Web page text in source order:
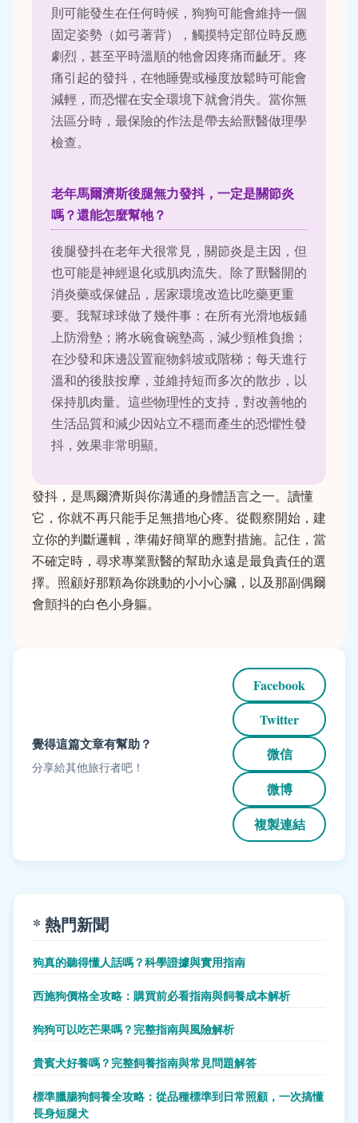
則可能發生在任何時候，狗狗可能會維持一個
固定姿勢（如弓著背），觸摸特定部位時反應
劇烈，甚至平時溫順的牠會因疼痛而齜牙。疼
痛引起的發抖，在牠睡覺或極度放鬆時可能會
減輕，而恐懼在安全環境下就會消失。當你無
法區分時，最保險的作法是帶去給獸醫做理學
檢查。
老年馬爾濟斯後腿無力發抖，一定是關節炎
嗎？還能怎麼幫牠？
後腿發抖在老年犬很常見，關節炎是主因，但
也可能是神經退化或肌肉流失。除了獸醫開的
消炎藥或保健品，居家環境改造比吃藥更重
要。我幫球球做了幾件事：在所有光滑地板鋪
上防滑墊；將水碗食碗墊高，減少頸椎負擔；
在沙發和床邊設置寵物斜坡或階梯；每天進行
溫和的後肢按摩，並維持短而多次的散步，以
保持肌肉量。這些物理性的支持，對改善牠的
生活品質和減少因站立不穩而產生的恐懼性發
抖，效果非常明顯。
發抖，是馬爾濟斯與你溝通的身體語言之一。讀懂
它，你就不再只能手足無措地心疼。從觀察開始，建
立你的判斷邏輯，準備好簡單的應對措施。記住，當
不確定時，尋求專業獸醫的幫助永遠是最負責任的選
擇。照顧好那顆為你跳動的小小心臟，以及那副偶爾
會顫抖的白色小身軀。
覺得這篇文章有幫助？
分享給其他旅行者吧！
Facebook
Twitter
微信
微博
複製連結
* 熱門新聞
狗真的聽得懂人話嗎？科學證據與實用指南
西施狗價格全攻略：購買前必看指南與飼養成本解析
狗狗可以吃芒果嗎？完整指南與風險解析
貴賓犬好養嗎？完整飼養指南與常見問題解答
標準臘腸狗飼養全攻略：從品種標準到日常照顧，一次搞懂
長身短腿犬